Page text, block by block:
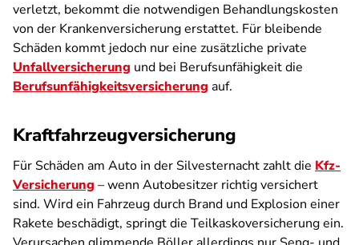
verletzt, bekommt die notwendigen Behandlungskosten
von der Krankenversicherung erstattet. Für bleibende
Schäden kommt jedoch nur eine zusätzliche private
Unfallversicherung und bei Berufsunfähigkeit die
Berufsunfähigkeitsversicherung auf.
Kraftfahrzeugversicherung
Für Schäden am Auto in der Silvesternacht zahlt die Kfz-
Versicherung – wenn Autobesitzer richtig versichert
sind. Wird ein Fahrzeug durch Brand und Explosion einer
Rakete beschädigt, springt die Teilkaskoversicherung ein.